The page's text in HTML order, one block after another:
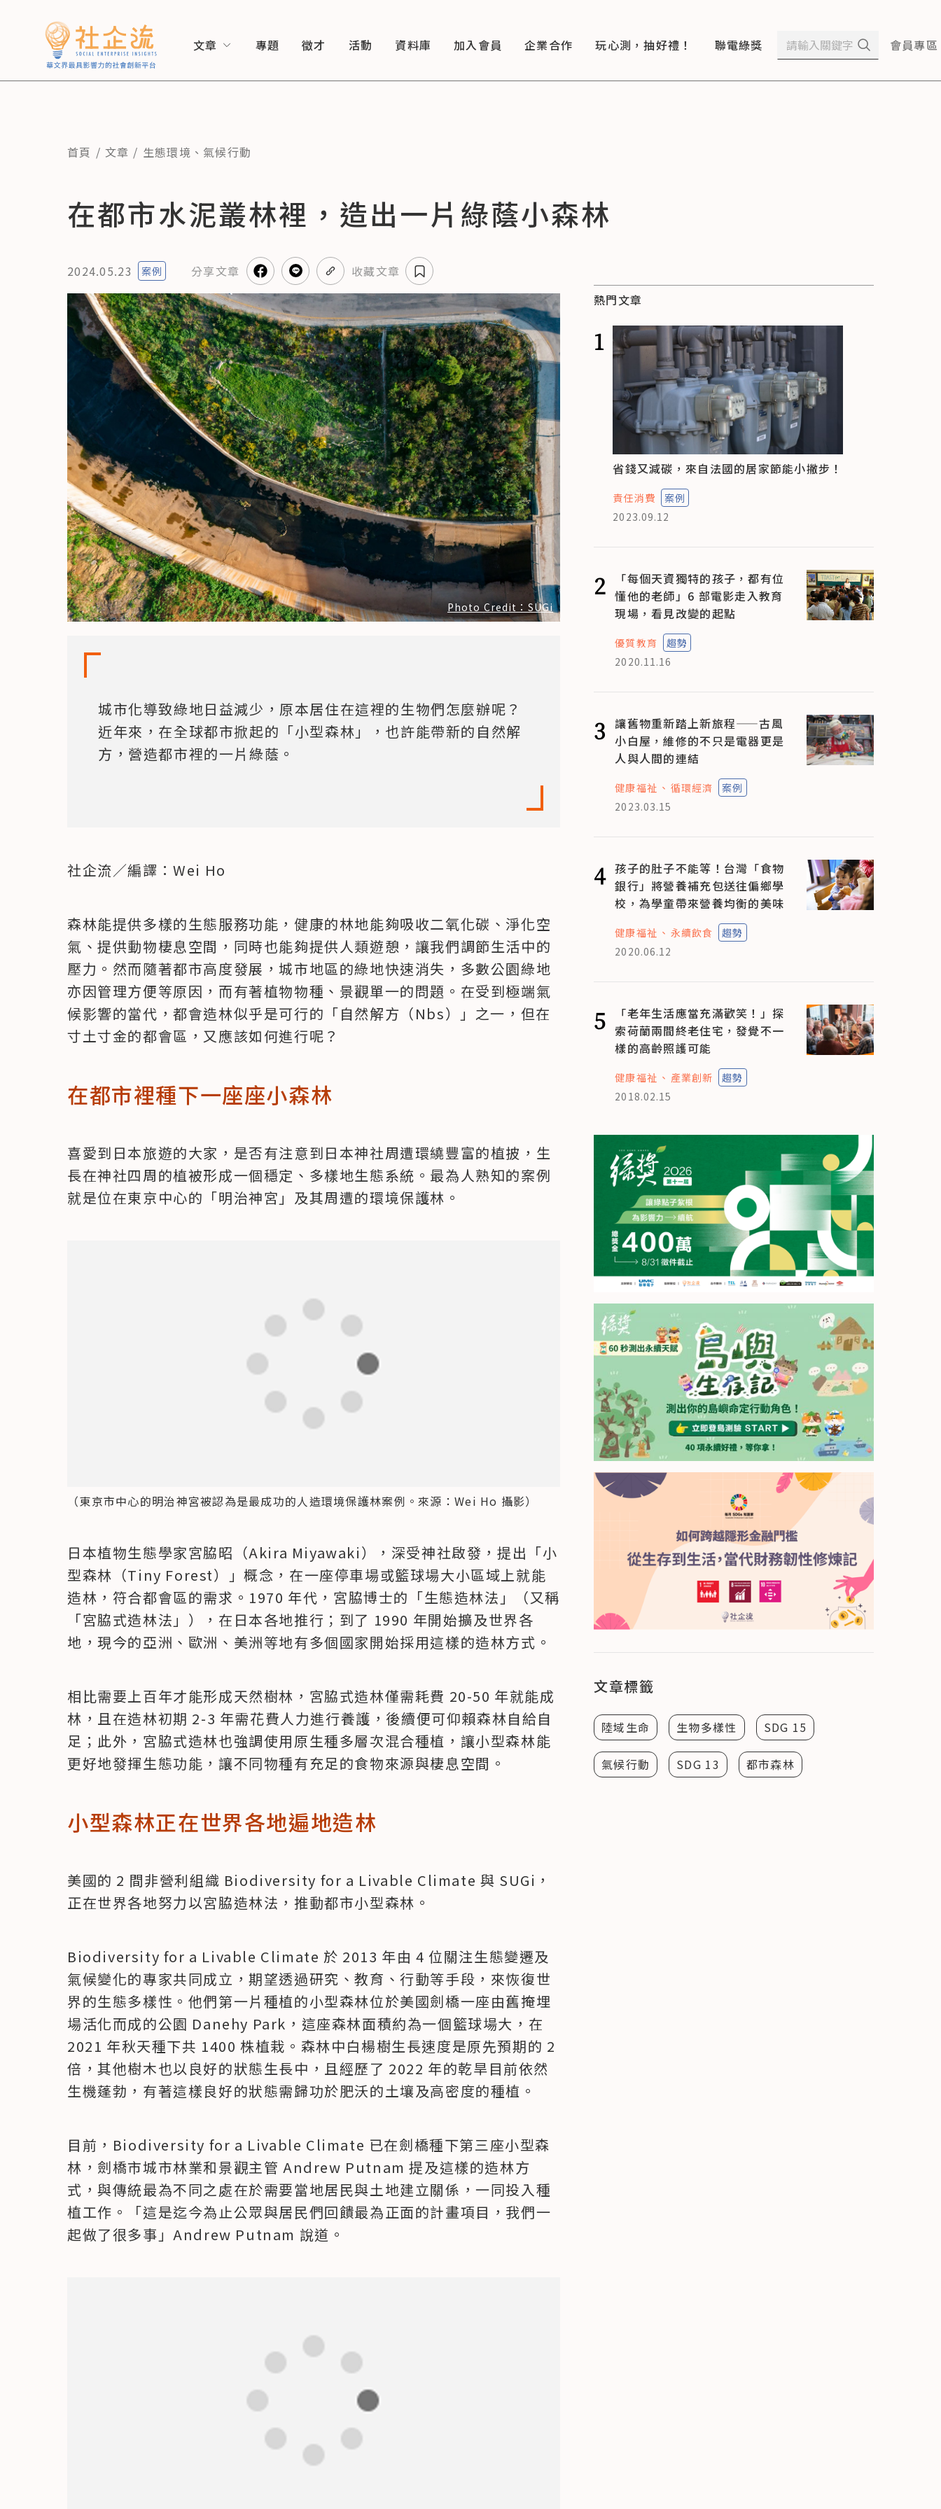
文章 專題 徵才 活動 資料庫 加入會員 企業合作 玩心測，抽好禮！ 聯電綠獎 會員專區
首頁 文章 生態環境 、 氣候行動
在都市水泥叢林裡，造出一片綠蔭小森林
2024.05.23 案例 分享文章 收藏文章
Photo Credit：SUGi
城市化導致綠地日益減少，原本居住在這裡的生物們怎麼辦呢？
近年來，在全球都市掀起的「小型森林」，也許能帶新的自然解
方，營造都市裡的一片綠蔭。
社企流／編譯：Wei Ho
森林能提供多樣的生態服務功能，健康的林地能夠吸收二氧化碳、淨化空
氣、提供動物棲息空間，同時也能夠提供人類遊憩，讓我們調節生活中的
壓力。然而隨著都市高度發展，城市地區的綠地快速消失，多數公園綠地
亦因管理方便等原因，而有著植物物種、景觀單一的問題。在受到極端氣
候影響的當代，都會造林似乎是可行的「自然解方（Nbs）」之一，但在
寸土寸金的都會區，又應該如何進行呢？
在都市裡種下一座座小森林
喜愛到日本旅遊的大家，是否有注意到日本神社周遭環繞豐富的植披，生
長在神社四周的植被形成一個穩定、多樣地生態系統。最為人熟知的案例
就是位在東京中心的「明治神宮」及其周遭的環境保護林。
（東京市中心的明治神宮被認為是最成功的人造環境保護林案例。來源：Wei Ho 攝影）
日本植物生態學家宮脇昭（Akira Miyawaki），深受神社啟發，提出「小
型森林（Tiny Forest）」概念，在一座停車場或籃球場大小區域上就能
造林，符合都會區的需求。1970 年代，宮脇博士的「生態造林法」（又稱
「宮脇式造林法」），在日本各地推行；到了 1990 年開始擴及世界各
地，現今的亞洲、歐洲、美洲等地有多個國家開始採用這樣的造林方式。
相比需要上百年才能形成天然樹林，宮脇式造林僅需耗費 20-50 年就能成
林，且在造林初期 2-3 年需花費人力進行養護，後續便可仰賴森林自給自
足；此外，宮脇式造林也強調使用原生種多層次混合種植，讓小型森林能
更好地發揮生態功能，讓不同物種有充足的食物來源與棲息空間。
小型森林正在世界各地遍地造林
美國的 2 間非營利組織 Biodiversity for a Livable Climate 與 SUGi，
正在世界各地努力以宮脇造林法，推動都市小型森林。
Biodiversity for a Livable Climate 於 2013 年由 4 位關注生態變遷及
氣候變化的專家共同成立，期望透過研究、教育、行動等手段，來恢復世
界的生態多樣性。他們第一片種植的小型森林位於美國劍橋一座由舊掩埋
場活化而成的公園 Danehy Park，這座森林面積約為一個籃球場大，在
2021 年秋天種下共 1400 株植栽。森林中白楊樹生長速度是原先預期的 2
倍，其他樹木也以良好的狀態生長中，且經歷了 2022 年的乾旱目前依然
生機蓬勃，有著這樣良好的狀態需歸功於肥沃的土壤及高密度的種植。
目前，Biodiversity for a Livable Climate 已在劍橋種下第三座小型森
林，劍橋市城市林業和景觀主管 Andrew Putnam 提及這樣的造林方
式，與傳統最為不同之處在於需要當地居民與土地建立關係，一同投入種
植工作。「這是迄今為止公眾與居民們回饋最為正面的計畫項目，我們一
起做了很多事」Andrew Putnam 說道。
熱門文章
1
省錢又減碳，來自法國的居家節能小撇步！
責任消費
案例
2023.09.12
2
「每個天資獨特的孩子，都有位
懂他的老師」6 部電影走入教育
現場，看見改變的起點
優質教育
趨勢
2020.11.16
3
讓舊物重新踏上新旅程——古風
小白屋，維修的不只是電器更是
人與人間的連結
健康福祉 循環經濟
案例
2023.03.15
4 孩子的肚子不能等！台灣「食物
銀行」將營養補充包送往偏鄉學
校，為學童帶來營養均衡的美味
健康福祉 永續飲食
趨勢
2020.06.12
5
「老年生活應當充滿歡笑！」探
索荷蘭兩間終老住宅，發覺不一
樣的高齡照護可能
健康福祉 產業創新
趨勢
2018.02.15
文章標籤
陸域生命 生物多樣性 SDG 15
氣候行動 SDG 13 都市森林